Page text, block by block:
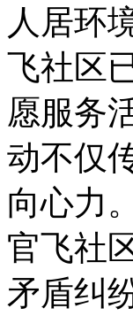
人居环
飞社区
愿服务
动不仅
向心力。
官飞社
矛盾纠